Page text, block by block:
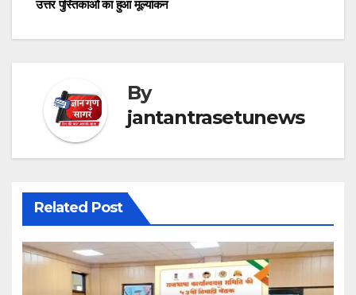
उत्तर पुस्तिकाओं का हुआ मूल्यांकन
By
jantantrasetunews
Related Post